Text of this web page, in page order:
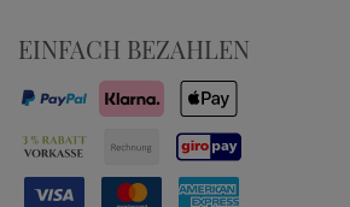
EINFACH BEZAHLEN